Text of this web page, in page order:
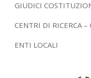
GIUDICI
CENTRI DI RICERCA –
ENTI LOCALI